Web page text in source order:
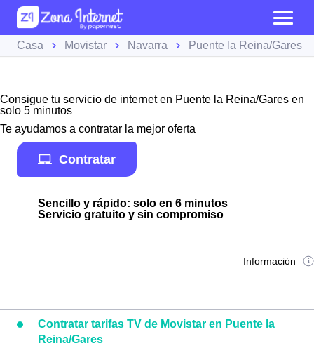
Casa Movistar Navarra Puente la Reina/Gares
Consigue tu servicio de internet en Puente la Reina/Gares en
solo 5 minutos
Te ayudamos a contratar la mejor oferta
Contratar
Sencillo y rápido: solo en 6 minutos
Servicio gratuito y sin compromiso
Información
Contratar tarifas TV de Movistar en Puente la
Reina/Gares